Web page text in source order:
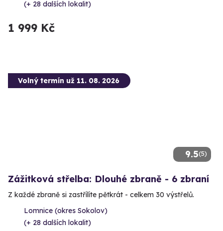
(+ 28 dalších lokalit)
1 999 Kč
9.5(5)
Volný termín už 11. 08. 2026
Zážitková střelba: Dlouhé zbraně - 6 zbraní
Z každé zbraně si zastřílíte pětkrát - celkem 30 výstřelů.
Lomnice (okres Sokolov)
(+ 28 dalších lokalit)